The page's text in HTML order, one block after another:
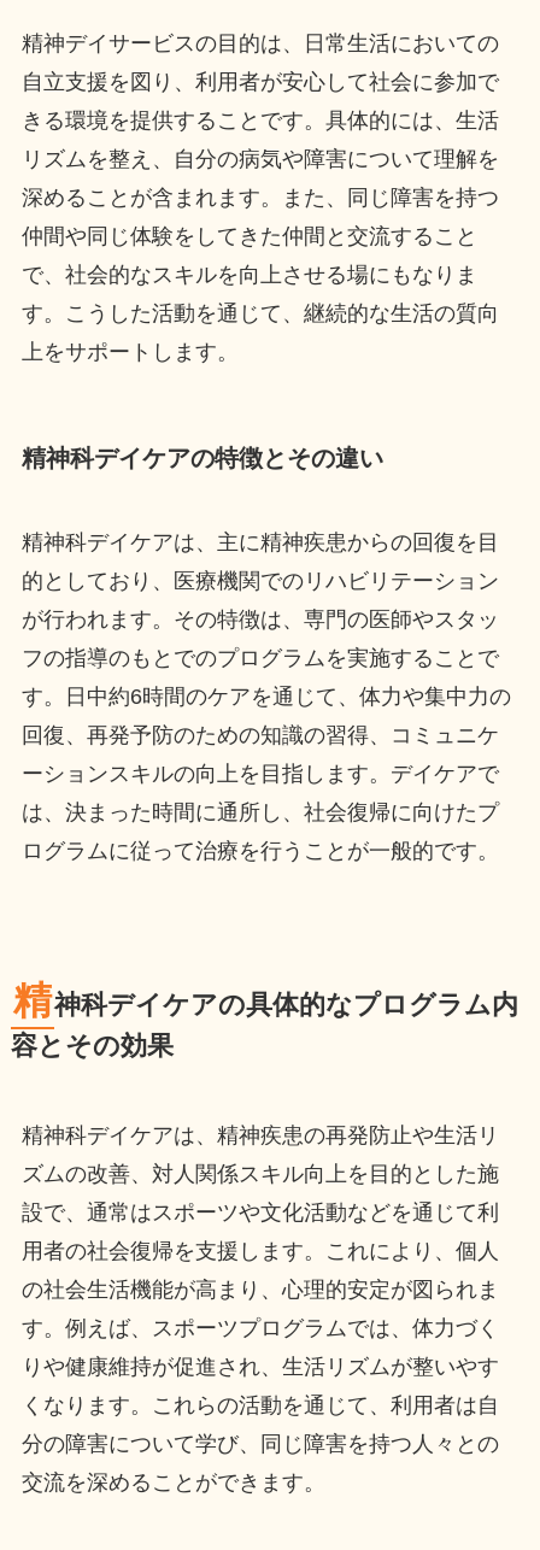
精神デイサービスの目的は、日常生活においての
自立支援を図り、利用者が安心して社会に参加で
きる環境を提供することです。具体的には、生活
リズムを整え、自分の病気や障害について理解を
深めることが含まれます。また、同じ障害を持つ
仲間や同じ体験をしてきた仲間と交流すること
で、社会的なスキルを向上させる場にもなりま
す。こうした活動を通じて、継続的な生活の質向
上をサポートします。
精神科デイケアの特徴とその違い
精神科デイケアは、主に精神疾患からの回復を目
的としており、医療機関でのリハビリテーション
が行われます。その特徴は、専門の医師やスタッ
フの指導のもとでのプログラムを実施することで
す。日中約6時間のケアを通じて、体力や集中力の
回復、再発予防のための知識の習得、コミュニケ
ーションスキルの向上を目指します。デイケアで
は、決まった時間に通所し、社会復帰に向けたプ
ログラムに従って治療を行うことが一般的です。
精神科デイケアの具体的なプログラム内
容とその効果
精神科デイケアは、精神疾患の再発防止や生活リ
ズムの改善、対人関係スキル向上を目的とした施
設で、通常はスポーツや文化活動などを通じて利
用者の社会復帰を支援します。これにより、個人
の社会生活機能が高まり、心理的安定が図られま
す。例えば、スポーツプログラムでは、体力づく
りや健康維持が促進され、生活リズムが整いやす
くなります。これらの活動を通じて、利用者は自
分の障害について学び、同じ障害を持つ人々との
交流を深めることができます。